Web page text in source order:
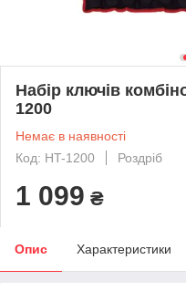
Набір ключів
1200
Немає в наявності
Код: HT-1200
Роздріб
1 099 ₴
Опис Характеристики